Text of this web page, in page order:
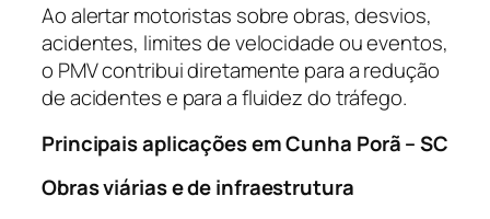
Ao alertar motoristas sobre obras, desvios,
acidentes, limites de velocidade ou eventos,
o PMV contribui diretamente para a redução
de acidentes e para a fluidez do tráfego.
Principais aplicações em Cunha Porã – SC
Obras viárias e de infraestrutura